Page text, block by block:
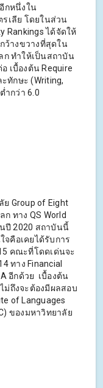
กหนึ่งใน
รเลีย โดยในส่วน
Rankings ได้จัดให้
ว้างขวางที่สุดใน
ก ทำให้เป็นสถาบัน
เบื้องต้น Require
ทักษะ (Writing,
ำกว่า 6.0
Group of Eight
ทาง QS World
นปี 2020 สถาบันนี้
คือเคยได้รับการ
คณะที่โดดเด่นจะ
ทาง Financial
อีกด้วย เบื้องต้น
ม่ถึงจะต้องมีผลสอบ
of Languages
ของมหาวิทยาลัย